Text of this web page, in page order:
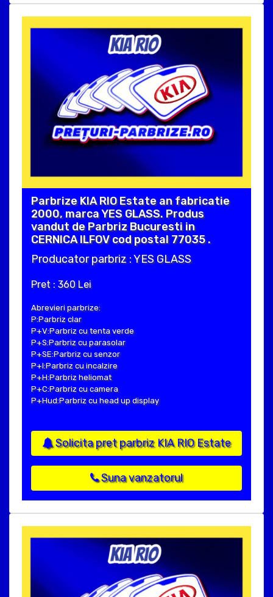
Parbrize KIA RIO Estate an fabricatie
2000, marca YES GLASS. Produs
vandut de Parbriz Bucuresti in
CERNICA ILFOV cod postal 77035 .
Producator parbriz : YES GLASS
Pret : 360 Lei
Abrevieri parbrize:
P:Parbriz clar
P+V:Parbriz cu tenta verde
P+S:Parbriz cu parasolar
P+SE:Parbriz cu senzor
P+I:Parbriz cu incalzire
P+H:Parbriz heliomat
P+C:Parbriz cu camera
P+Hud:Parbriz cu head up display
Solicita pret parbriz KIA RIO Estate
Suna vanzatorul